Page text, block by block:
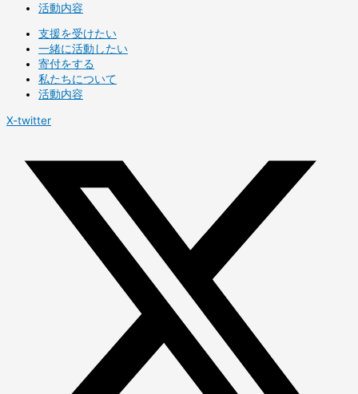
活動内容
支援を受けたい
一緒に活動したい
寄付をする
私たちについて
活動内容
X-twitter